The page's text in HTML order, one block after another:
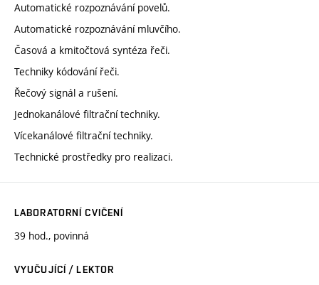
Automatické rozpoznávání povelů.
Automatické rozpoznávání mluvčího.
Časová a kmitočtová syntéza řeči.
Techniky kódování řeči.
Řečový signál a rušení.
Jednokanálové filtrační techniky.
Vícekanálové filtrační techniky.
Technické prostředky pro realizaci.
LABORATORNÍ CVIČENÍ
39 hod., povinná
VYUČUJÍCÍ / LEKTOR